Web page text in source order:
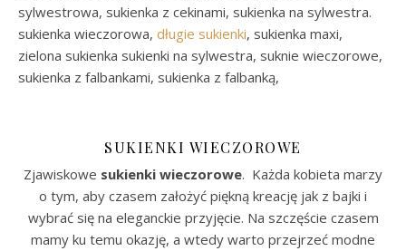
sylwestrowa, sukienka z cekinami, sukienka na sylwestra.
sukienka wieczorowa, długie sukienki, sukienka maxi,
zielona sukienka sukienki na sylwestra, suknie wieczorowe,
sukienka z falbankami, sukienka z falbanką,
SUKIENKI WIECZOROWE
Zjawiskowe sukienki wieczorowe. Każda kobieta marzy
o tym, aby czasem założyć piękną kreację jak z bajki i
wybrać się na eleganckie przyjęcie. Na szczęście czasem
mamy ku temu okazję, a wtedy warto przejrzeć modne